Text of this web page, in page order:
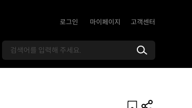
로그인 마이페이지 고객센터